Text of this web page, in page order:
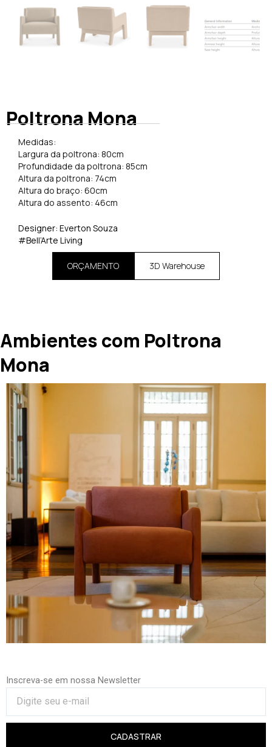
Poltrona Mona
Medidas:
Largura da poltrona: 80cm
Profundidade da poltrona: 85cm
Altura da poltrona: 74cm
Altura do braço: 60cm
Altura do assento: 46cm
Designer: Everton Souza
#Bell’Arte Living
ORÇAMENTO 3D Warehouse
Ambientes com Poltrona
Mona
Inscreva-se em nossa Newsletter
CADASTRAR